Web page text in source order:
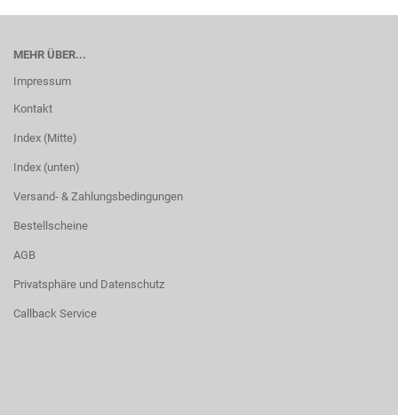
MEHR ÜBER...
Impressum
Kontakt
Index (Mitte)
Index (unten)
Versand- & Zahlungsbedingungen
Bestellscheine
AGB
Privatsphäre und Datenschutz
Callback Service